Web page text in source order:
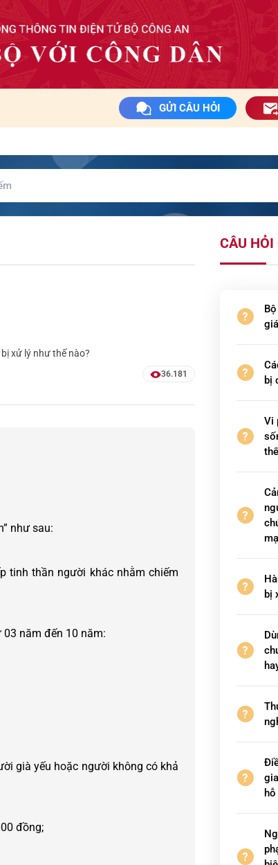
GỬI CÂU HỎI
xử lý như thế nào?
36.181
như sau:
tinh thần người khác nhằm chiếm
năm đến 10 năm:
già yếu hoặc người không có khả
đồng;
CÂU
bị
Vi
bị